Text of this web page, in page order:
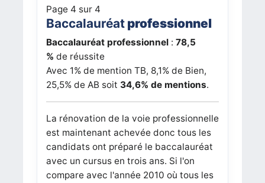
Page 4 sur 4
Baccalauréatprofessionnel
Baccalauréat professionnel: 78,5
% de réussite
Avec 1% de mention TB, 8,1% de Bien,
25,5% de AB soit 34,6% de mentions.
La rénovation de la voie professionnelle
est maintenant achevée donc tous les
candidats ont préparé le baccalauréat
avec un cursus en trois ans. Si l'on
compare avec l'année 2010 où tous les